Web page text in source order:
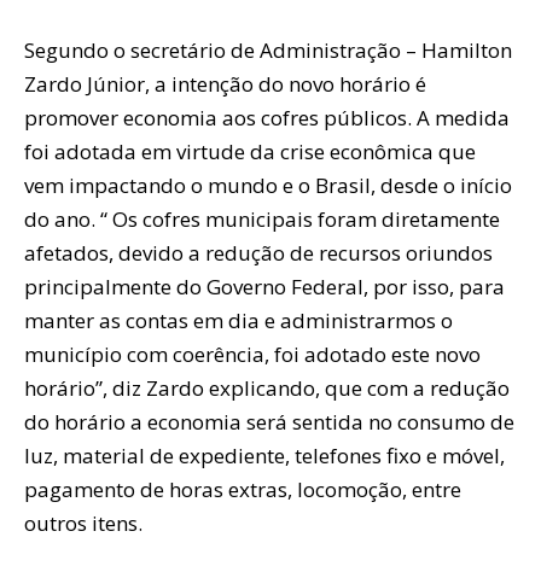
Segundo o secretário de Administração – Hamilton
Zardo Júnior, a intenção do novo horário é
promover economia aos cofres públicos. A medida
foi adotada em virtude da crise econômica que
vem impactando o mundo e o Brasil, desde o início
do ano. “ Os cofres municipais foram diretamente
afetados, devido a redução de recursos oriundos
principalmente do Governo Federal, por isso, para
manter as contas em dia e administrarmos o
município com coerência, foi adotado este novo
horário”, diz Zardo explicando, que com a redução
do horário a economia será sentida no consumo de
luz, material de expediente, telefones fixo e móvel,
pagamento de horas extras, locomoção, entre
outros itens.